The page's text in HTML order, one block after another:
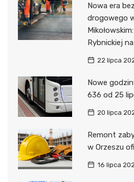
Nowa era
drogowego
Rybnickiej
22 lipca
Nowe
636 od 25
20 lipca
Remont
w Orzeszu
16 lipca